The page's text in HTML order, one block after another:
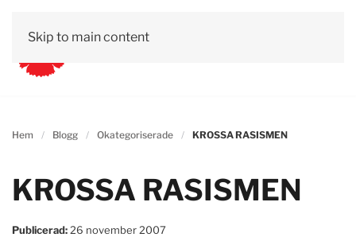
Skip to main content
Hem Blogg Okategoriserade KROSSA RASISMEN
KROSSA RASISMEN
Publicerad: 26 november 2007